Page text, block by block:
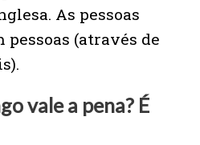
As pessoas
(através de
vale a pena? É